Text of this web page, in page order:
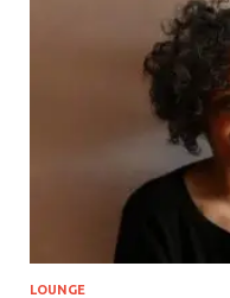
LOUNGE